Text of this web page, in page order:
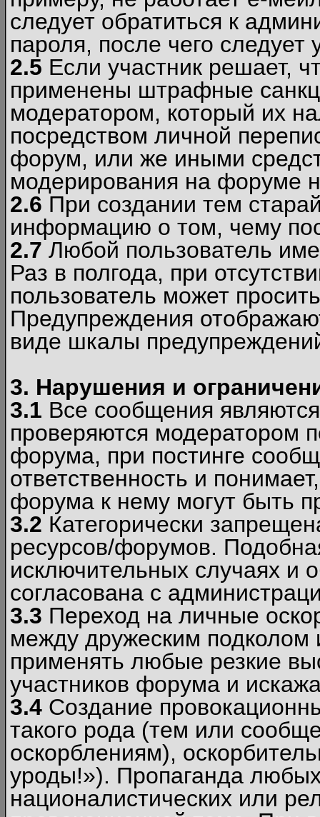
следует обратиться к
пароля, после чего следует
2.5 Если участник решает,
применены штрафные
модератором, который их
посредством личной
форум, или же иными
модерирования на форуме
2.6 При создании тем
информацию о том, чему
2.7 Любой пользователь
Раз в полгода, при
пользователь может
Предупреждения
виде шкалы
3. Нарушения и
3.1 Все сообщения
проверяются модератором
форума, при постинге
ответственность и
форума к нему могут быть
3.2 Категорически
ресурсов/форумов.
исключительных случаях и
согласована с
3.3 Переход на личные
между дружеским
применять любые резкие
участников форума и
3.4 Создание
такого рода (тем или
оскорблениям),
уроды!»). Пропаганда
националистических или